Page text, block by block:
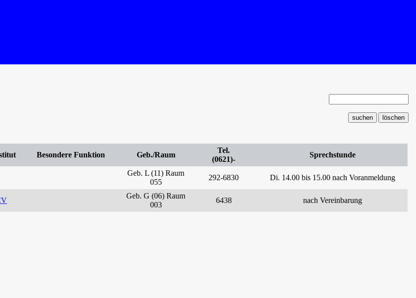
Besondere Funktion Geb./Raum
Tel.
(0621)-
Sprechstunde
Geb. L (11) Raum
055
292-6830 Di. 14.00 bis 15.00 nach Voranmeldung
Geb. G (06) Raum
003
6438 nach Vereinbarung